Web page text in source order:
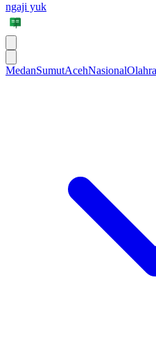
ngaji yuk
MedanSumutAcehNasional